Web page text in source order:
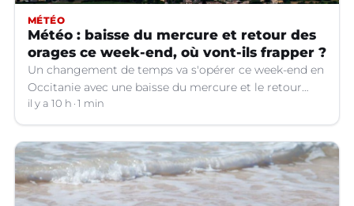
MÉTÉO
Météo : baisse du mercure et retour des
orages ce week-end, où vont-ils frapper ?
Un changement de temps va s'opérer ce week-end en
Occitanie avec une baisse du mercure et le retour
d'orages dans certains départements.
il y a 10 h 1 min